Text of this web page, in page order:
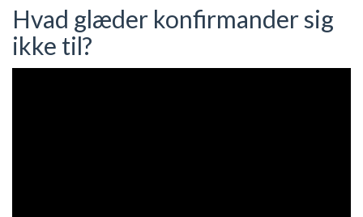
Hvad glæder konfirmander sig
ikke til?